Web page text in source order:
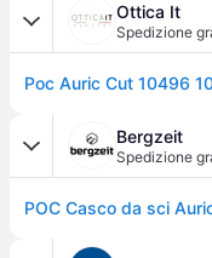
Ottica It
Spedizione
Poc Auric Cut 10496
Bergzeit
Spedizione
POC Casco da sci